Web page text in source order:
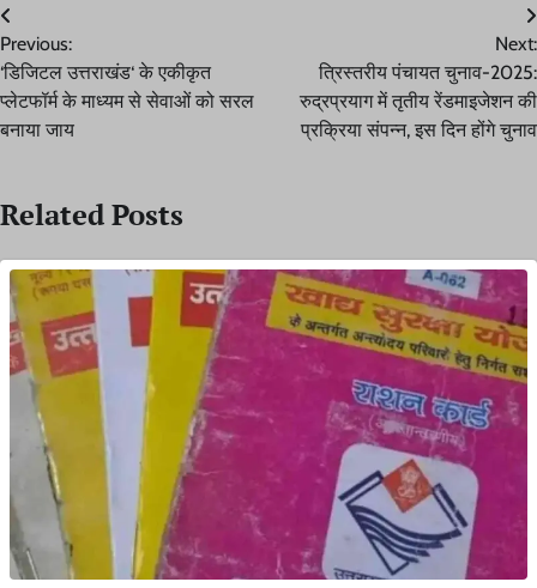
Post
navigation
Previous:
‘डिजिटल उत्तराखंड‘ के एकीकृत
प्लेटफॉर्म के माध्यम से सेवाओं को सरल
बनाया जाय
Next:
त्रिस्तरीय पंचायत चुनाव-2025:
रुद्रप्रयाग में तृतीय रेंडमाइजेशन की
प्रक्रिया संपन्न, इस दिन होंगे चुनाव
Related Posts